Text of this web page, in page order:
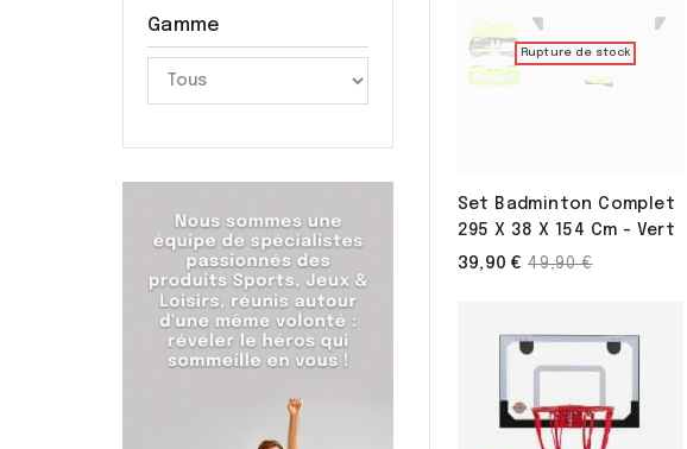
Gamme
Rupture de stock
Set Badminton Complet
295 X 38 X 154 Cm - Vert
39,90 € Prix
49,90 €